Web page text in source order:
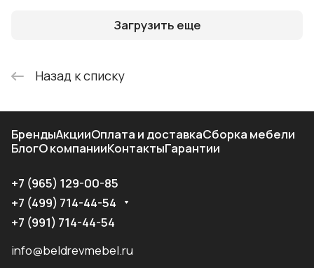
Загрузить еще
Назад к списку
БрендыАкцииОплата и доставкаСборка мебели
БлогО компанииКонтактыГарантии
+7 (965) 129-00-85
+7 (499) 714-44-54
+7 (991) 714-44-54
info@beldrevmebel.ru